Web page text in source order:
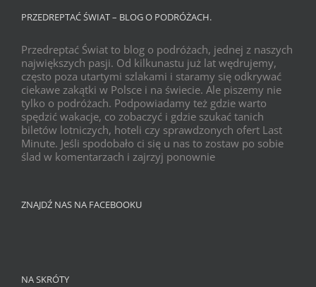
PRZEDREPTAĆ ŚWIAT – BLOG O PODRÓŻACH.
Przedreptać Świat to blog o podróżach, jednej z naszych
największych pasji. Od kilkunastu już lat wędrujemy,
często poza utartymi szlakami i staramy się odkrywać
ciekawe zakątki w Polsce i na świecie. Ale piszemy nie
tylko o podróżach. Podpowiadamy też gdzie warto
spędzić wakacje, co zobaczyć i gdzie szukać tanich
biletów lotniczych, hoteli czy sprawdzonych ofert Last
Minute. Jeśli spodobało ci się u nas to zostaw po sobie
ślad w komentarzach i zajrzyj ponownie
ZNAJDŹ NAS NA FACEBOOKU
NA SKRÓTY